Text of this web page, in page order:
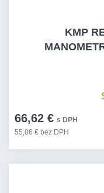
KMP
66,62 € s DPH
55,06 € bez DPH